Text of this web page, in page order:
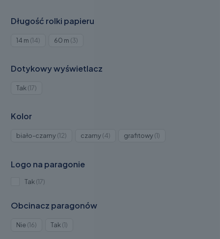
Długość rolki papieru
14 m 14Produkty
60 m 3Produkty
Dotykowy wyświetlacz
Tak 17Produkty
Kolor
biało-czarny 12Produkty
czarny 4Produktygrafitowy 1Produkt
Logo na paragonie
Tak 17Produkty
Obcinacz paragonów
Nie 16Produkty
Tak 1Produkt